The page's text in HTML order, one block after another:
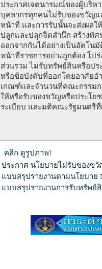
ประกาศเจตนารมณ์ของผู้บริห
บุคลากรทุกคนไม่รับของขวัญแ
หน้าที่ และการรับนั้นจะส่งผล
ปลูกและปลุกจิตสำนึก สร้างทั
ออกจากกันได้อย่างเป็นอัตโน
หน้าที่ราชการอย่างถูกต้อง โป
ส่วนรวม ไม่รับทรัพย์สินหรือป
หรือข้อบังคับที่ออกโดยอาศัยอ
เกณฑ์และจำนวนที่คณะกรรมก
ให้หรือรับของขวัญหรือประโย
ระเบียบ และมติคณะรัฐมนตรีที่
คลิก ดูรูปภาพ!
ประกาศ นโยบายไม่รับของข
แบบสรุปรายงานตามนโยบาย
แบบสรุปรายงานการรับทรัพย์